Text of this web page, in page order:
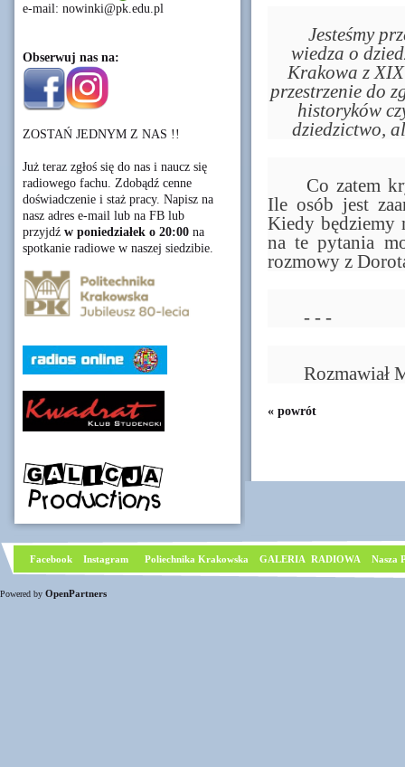
e-mail: nowinki@pk.edu.pl
Obserwuj nas na:
ZOSTAŃ JEDNYM Z NAS !!
Już teraz zgłoś się do nas i naucz się
radiowego fachu. Zdobądź cenne
doświadczenie i staż pracy. Napisz na
nasz adres e-mail lub na FB lub
przyjdź w poniedziałek o 20:00 na
spotkanie radiowe w naszej siedzibie.
Jesteśmy
wiedza o
Krakowa z
przestrzenie do
historyków
dziedzictwo,
Ile osób jest
Kiedy będziemy
na te pytania
rozmowy z
	- - -
Rozmawiał
« powrót
Facebook Instagram Poliechnika Krakowska GALERIA RADIOWA Nasza
Powered by OpenPartners